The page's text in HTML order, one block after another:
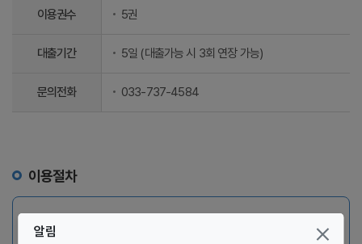
이용권수 5권
대출기간 5일 (대출가능 시 3회 연장 가능)
문의전화 033-737-4584
이용절차
Play스토어, 앱스토어에서 출판사별로 전용앱을 검색하여 앱을 설치
알림